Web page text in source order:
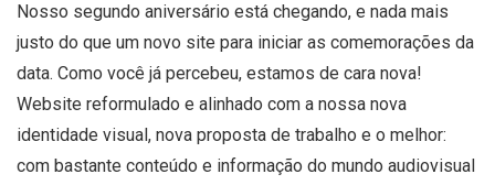
Nosso segundo aniversário está chegando, e nada mais
justo do que um novo site para iniciar as comemorações da
data. Como você já percebeu, estamos de cara nova!
Website reformulado e alinhado com a nossa nova
identidade visual, nova proposta de trabalho e o melhor:
com bastante conteúdo e informação do mundo audiovisual